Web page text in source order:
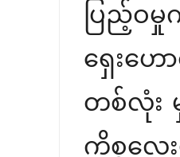
ပြည့်
ရှေးဟေ
တစ်လုံး
ကိစ္စလေ